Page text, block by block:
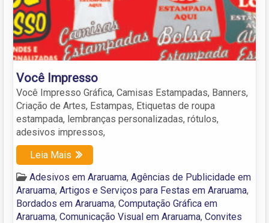
Você Impresso
Você Impresso Gráfica, Camisas Estampadas, Banners,
Criação de Artes, Estampas, Etiquetas de roupa
estampada, lembranças personalizadas, rótulos,
adesivos impressos,
Leia Mais
Adesivos em Araruama, Agências de Publicidade em
Araruama, Artigos e Serviços para Festas em Araruama,
Bordados em Araruama, Computação Gráfica em
Araruama, Comunicação Visual em Araruama, Convites